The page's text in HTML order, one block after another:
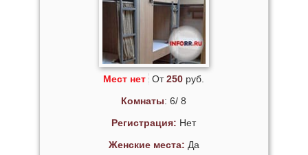
Мест нет От250 руб.
Комнаты: 6/ 8
Регистрация: Нет
Женские места: Да